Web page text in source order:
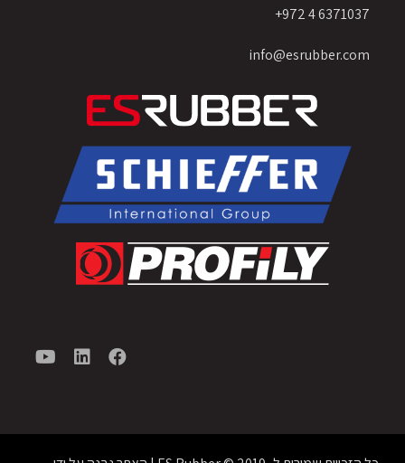
6371037 4 972+
info@esrubber.com